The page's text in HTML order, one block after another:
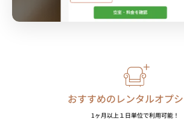
おすすめのレンタルオプ
1ヶ月以上１日単位で利用可能！